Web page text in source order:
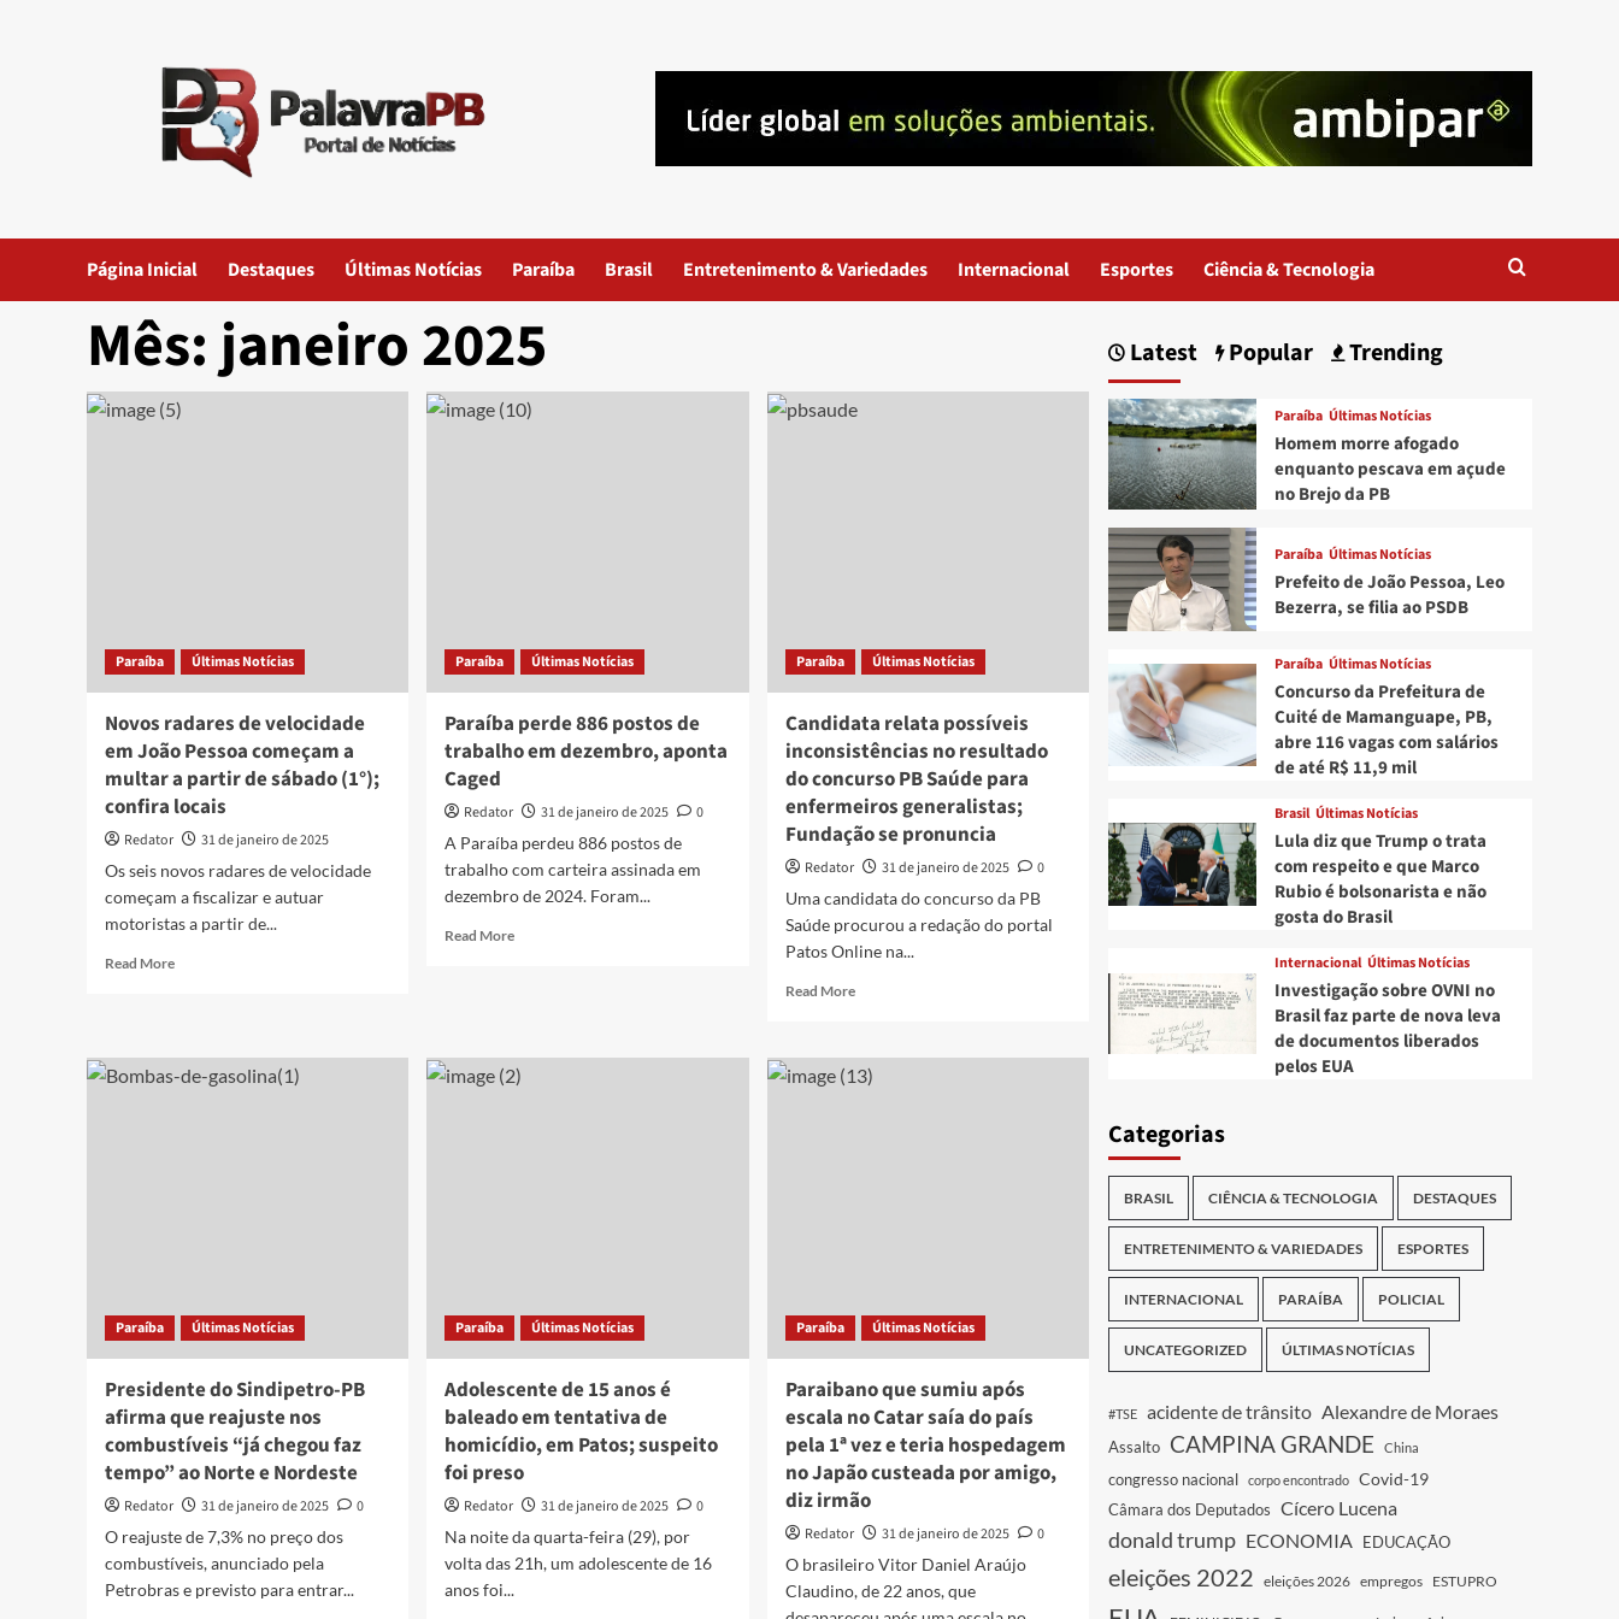
Página Inicial Destaques Últimas Notícias Paraíba Brasil Entretenimento & Variedades Internacional Esportes Ciência & Tecnologia
Mês:janeiro 2025
Paraíba Últimas Notícias
Novos radares de velocidade
em João Pessoa começam a
multar a partir de sábado (1°);
confira locais
Redator
31 de janeiro de 2025
Os seis novos radares de velocidade
começam a fiscalizar e autuar
motoristas a partir de...
Read MoreRead
de
sábado
locais
Paraíba Últimas Notícias
Paraíba perde 886 postos de
trabalho em dezembro, aponta
Caged
Redator 31 de janeiro de 2025
0
A Paraíba perdeu 886 postos de
trabalho com carteira assinada em
dezembro de 2024. Foram...
Read MoreRead
postos
de
Paraíba Últimas Notícias
Candidata relata possíveis
inconsistências no resultado
do concurso PB Saúde para
enfermeiros generalistas;
Fundação se pronuncia
Redator 31 de janeiro de 2025
0
Uma candidata do concurso da PB
Saúde procurou a redação do portal
Patos Online na...
Read MoreRead
Candidata
relata
generalistas;
pronuncia
Paraíba Últimas Notícias
Presidente do Sindipetro-PB
afirma que reajuste nos
combustíveis “já chegou faz
tempo” ao Norte e Nordeste
Redator 31 de janeiro de 2025
0
O reajuste de 7,3% no preço dos
combustíveis, anunciado pela
Petrobras e previsto para entrar...
Paraíba Últimas Notícias
Adolescente de 15 anos é
baleado em tentativa de
homicídio, em Patos; suspeito
foi preso
Redator 31 de janeiro de 2025
0
Na noite da quarta-feira (29), por
volta das 21h, um adolescente de 16
anos foi...
Paraíba Últimas Notícias
Paraibano que sumiu após
escala no Catar saía do país
pela 1ª vez e teria hospedagem
no Japão custeada por amigo,
diz irmão
Redator 31 de janeiro de 2025
0
O brasileiro Vitor Daniel Araújo
Claudino, de 22 anos, que
Latest Popular Trending
Paraíba Últimas Notícias
Homem morre afogado
enquanto pescava em açude
no Brejo da PB
Paraíba Últimas Notícias
Prefeito de João Pessoa, Leo
Bezerra, se filia ao PSDB
Paraíba Últimas Notícias
Concurso da Prefeitura de
Cuité de Mamanguape, PB,
abre 116 vagas com salários
de até R$ 11,9 mil
Brasil Últimas Notícias
Lula diz que Trump o trata
com respeito e que Marco
Rubio é bolsonarista e não
gosta do Brasil
Internacional Últimas Notícias
Investigação sobre OVNI no
Brasil faz parte de nova leva
de documentos liberados
pelos EUA
Categorias
BRASIL CIÊNCIA & TECNOLOGIA DESTAQUES
ENTRETENIMENTO & VARIEDADES ESPORTES
INTERNACIONAL PARAÍBA POLICIAL
UNCATEGORIZED ÚLTIMAS NOTÍCIAS
#TSE acidente de trânsito Alexandre de Moraes
Assalto CAMPINA GRANDE China
congresso nacional corpo encontrado Covid-19
Câmara dos Deputados Cícero Lucena
donald trump ECONOMIA EDUCAÇÃO
eleições 2022 eleições 2026 empregos ESTUPRO